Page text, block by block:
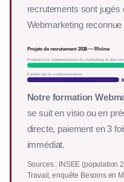
recrutements sont jugés
Webmarketing
Projets de recrutement 2026 — Rhône
Professions intermédiaires du marketing et des
Cadres de la communication
Notre formation
se suit en visio ou en
directe, paiement en 3
immédiat.
Sources : INSEE (population
Travail, enquête Besoins en